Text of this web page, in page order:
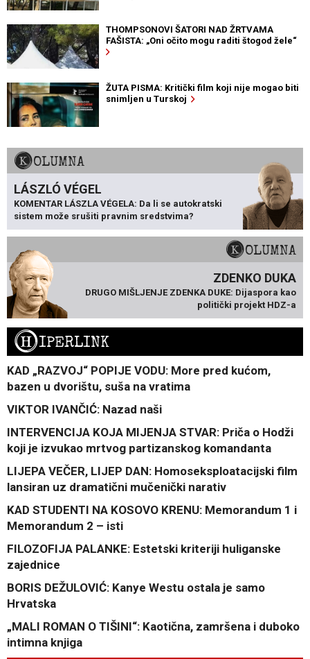
THOMPSONOVI ŠATORI NAD ŽRTVAMA
FAŠISTA: „Oni očito mogu raditi štogod žele“
ŽUTA PISMA: Kritički film koji nije mogao biti
snimljen u Turskoj
KOLUMNA
LÁSZLÓ VÉGEL
KOMENTAR LÁSZLA VÉGELA: Da li se autokratski
sistem može srušiti pravnim sredstvima?
KOLUMNA
ZDENKO DUKA
DRUGO MIŠLJENJE ZDENKA DUKE: Dijaspora kao
politički projekt HDZ-a
HIPERLINK
KAD „RAZVOJ“ POPIJE VODU: More pred kućom,
bazen u dvorištu, suša na vratima
VIKTOR IVANČIĆ: Nazad naši
INTERVENCIJA KOJA MIJENJA STVAR: Priča o Hodži
koji je izvukao mrtvog partizanskog komandanta
LIJEPA VEČER, LIJEP DAN: Homoseksploatacijski film
lansiran uz dramatični mučenički narativ
KAD STUDENTI NA KOSOVO KRENU: Memorandum 1 i
Memorandum 2 – isti
FILOZOFIJA PALANKE: Estetski kriteriji huliganske
zajednice
BORIS DEŽULOVIĆ: Kanye Westu ostala je samo
Hrvatska
„MALI ROMAN O TIŠINI“: Kaotična, zamršena i duboko
intimna knjiga